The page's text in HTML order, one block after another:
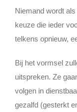
Niemand wordt
keuze die ieder
telkens opnieuw,
Bij het vormsel
uitspreken. Ze
volgen in
gezalfd (gesterkt